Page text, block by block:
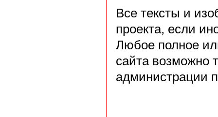
Все тексты и
проекта, если
Любое полное
сайта возможно
администрации